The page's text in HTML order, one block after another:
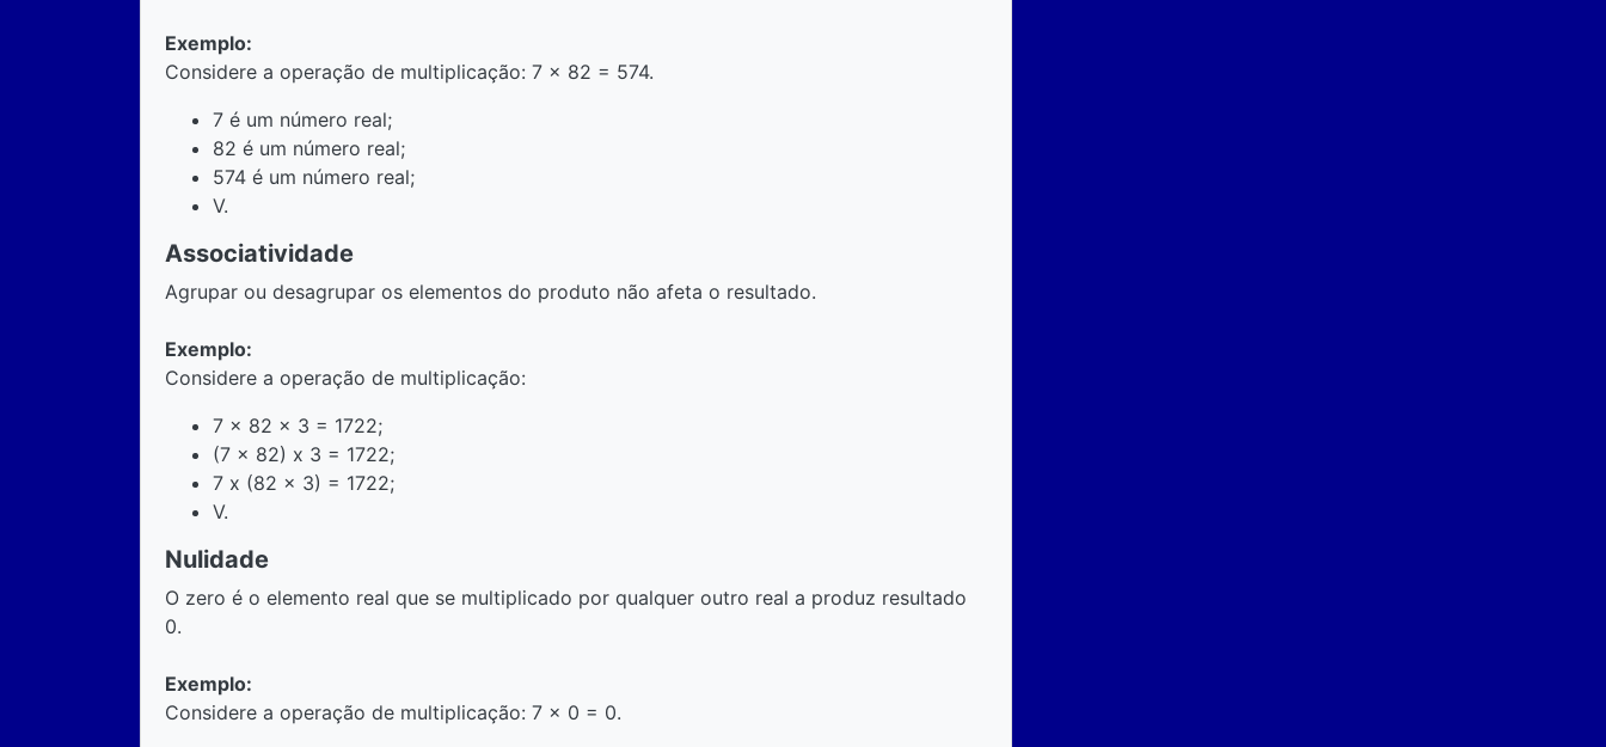
Exemplo:
Considere a operação de multiplicação: 7 x 82 = 574.
7 é um número real;
82 é um número real;
574 é um número real;
V.
Associatividade
Agrupar ou desagrupar os elementos do produto não afeta o resultado.
Exemplo:
Considere a operação de multiplicação:
7 x 82 x 3 = 1722;
(7 x 82) x 3 = 1722;
7 x (82 x 3) = 1722;
V.
Nulidade
O zero é o elemento real que se multiplicado por qualquer outro real a produz resultado
0.
Exemplo:
Considere a operação de multiplicação: 7 x 0 = 0.